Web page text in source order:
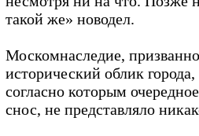
такой же» новодел.
Москомнаследие,
исторический облик
согласно которым
снос, не представляло